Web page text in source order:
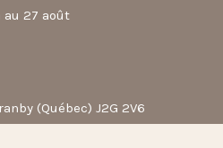
27 août
(Québec) J2G 2V6